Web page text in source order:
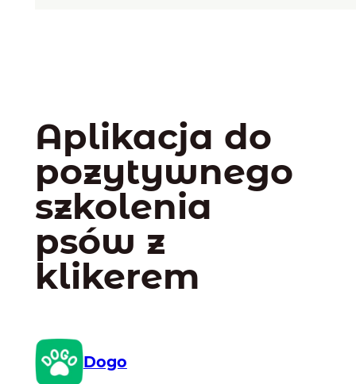
Aplikacja do
pozytywnego
szkolenia
psów z
klikerem
Dogo